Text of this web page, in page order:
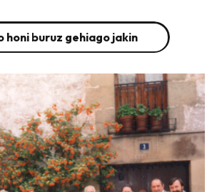
honi buruz gehiago jakin